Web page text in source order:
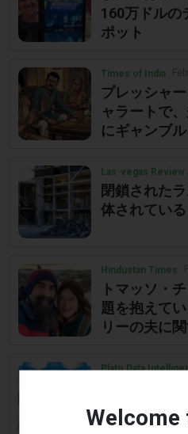
160万ドルの
ポット
Times of India
プレッシャ
ャラートで
にギャンブ
閉鎖された
体されている
Hindustan Times
トマッソ・
題を抱えて
リーの夫に
Plato Data
を携帯電話
Welcome